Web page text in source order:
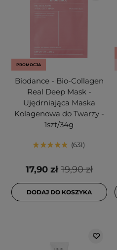
PROMOCJA
Biodance - Bio-Collagen
Real Deep Mask -
Ujędrniająca Maska
Kolagenowa do Twarzy -
1szt/34g
631
19,90 zł
17,90 zł
DODAJ DO KOSZYKA